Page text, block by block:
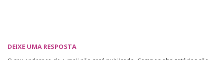
DEIXE UMA RESPOSTA